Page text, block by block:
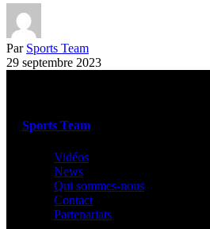
Par Sports Team
29 septembre 2023
Sports Team
Vidéos
News
Qui sommes-nous
Contact
Partenariats